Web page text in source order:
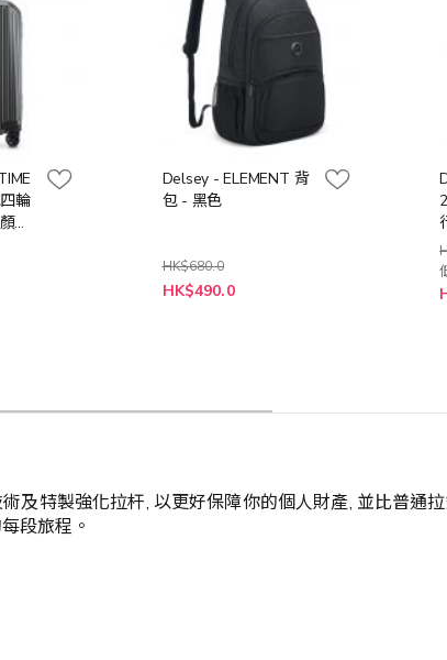
輪
色
Delsey - ELEMENT 背
包 - 黑色
HK$680.0
特
HK$490.0
及特製強化拉杆, 以更好保障你的個人財產, 並比普通
段旅程。